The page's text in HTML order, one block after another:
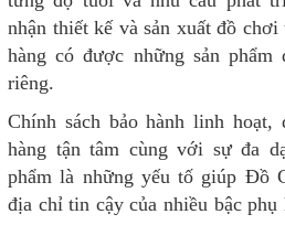
nhận thiết kế và sản xuất đồ
hàng có được những sản phẩm
riêng.
Chính sách bảo hành linh hoạt,
hàng tận tâm cùng với sự đa
phẩm là những yếu tố giúp Đồ
địa chỉ tin cậy của nhiều bậc